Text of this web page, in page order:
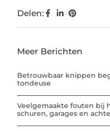
Delen:
Meer Berichten
Betrouwbaar knippen
tondeuse
Veelgemaakte fouten bij
schuren, garages en